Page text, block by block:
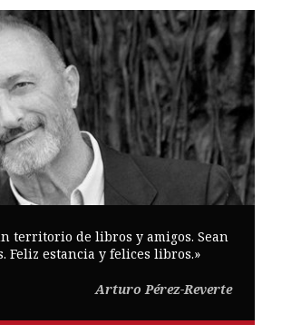
territorio de libros y amigos. Sean
Feliz estancia y felices libros.»
Arturo Pérez-Reverte